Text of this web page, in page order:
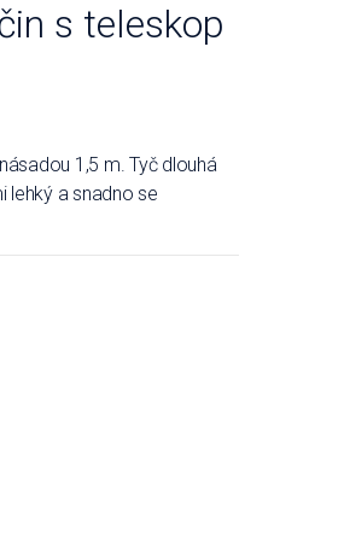
s teleskop
1,5 m. Tyč dlouhá
lehký a snadno se